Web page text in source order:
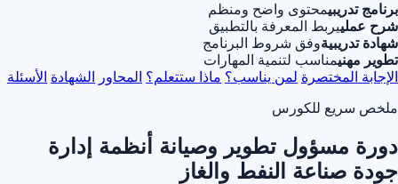
برنامج تدريبيمحتوى واضح ومنظم
شرح عملييربط المعرفة بالتطبيق
شهادة تدريبيةوفق شروط البرنامج
تطوير مهنيمناسب لتنمية المهارات
الإجابة المختصرة لمن يناسب؟ ماذا ستتعلم؟ المحاور الشهادة الأسئلة
ملخص سريع للكورس
دورة مسؤول تطوير وصيانة أنظمة إدارة
جودة صناعة النفط والغاز